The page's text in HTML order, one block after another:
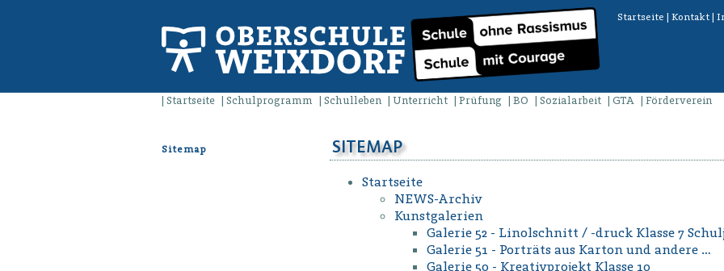
Startseite | Kontakt |
Startseite Schulprogramm Schulleben Unterricht Prüfung BO Sozialarbeit GTA Förderverein
SITEMAP
Startseite
NEWS-Archiv
Kunstgalerien
Galerie 52 - Linolschnitt / -druck Klasse 7
Galerie 51 - Porträts aus Karton und andere …
Galerie 50 - Kreativprojekt Klasse 10
Sitemap